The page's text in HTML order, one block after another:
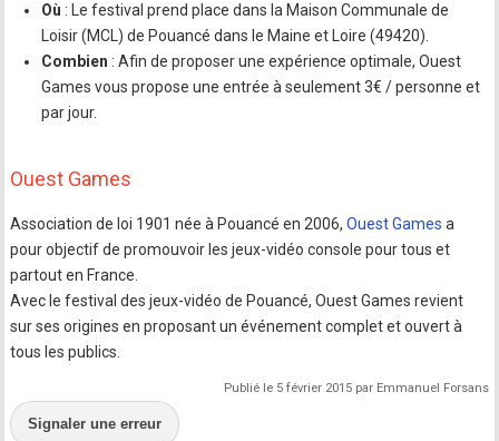
Où : Le festival prend place dans la Maison Communale de
Loisir (MCL) de Pouancé dans le Maine et Loire (49420).
Combien : Afin de proposer une expérience optimale, Ouest
Games vous propose une entrée à seulement 3€ / personne et
par jour.
Ouest Games
Association de loi 1901 née à Pouancé en 2006,Ouest Games a
pour objectif de promouvoir les jeux-vidéo console pour tous et
partout en France.
Avec le festival des jeux-vidéo de Pouancé, Ouest Games revient
sur ses origines en proposant un événement complet et ouvert à
tous les publics.
Publié le 5 février 2015 par Emmanuel Forsans
Signaler une erreur